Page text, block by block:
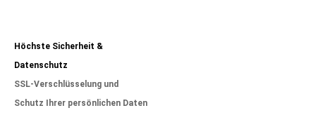
Höchste Sicherheit &
Datenschutz
SSL-Verschlüsselung und
Schutz Ihrer persönlichen Daten